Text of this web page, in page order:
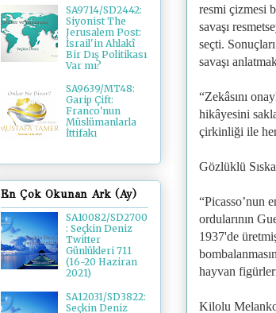
resmi çizmesi
savaşı
seçti.
savaşı
“Zekâsını
hikâyesini
çirkinliği ile her
Gözlüklü
“Picasso’nun
ordularının
1937'de
hayvan
Kilolu
SA9714/SD2442:
Siyonist The
Jerusalem Post:
İsrail'in Ahlakî
Bir Dış Politikası
Var mı?
SA9639/MT48:
Garip Çift:
Franco'nun
Müslümanlarla
İttifakı
En Çok Okunan Ark (Ay)
SA10082/SD2700
: Seçkin Deniz
Twitter
Günlükleri 711
(16-20 Haziran
2021)
SA12031/SD3822:
Seçkin Deniz